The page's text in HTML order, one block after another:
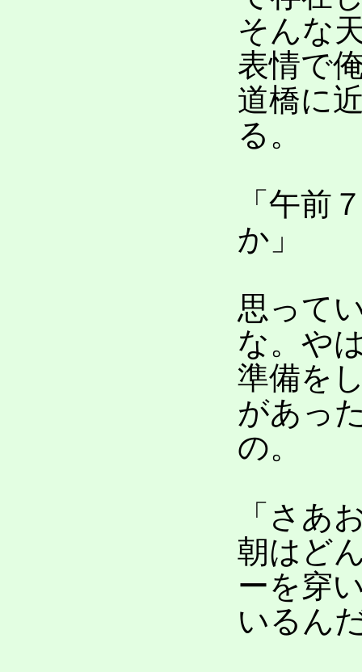
そんな
表情で
道橋に
る。
「午前
か」
思って
な。や
準備を
があっ
の。
「さあ
朝はど
ーを穿
いるん